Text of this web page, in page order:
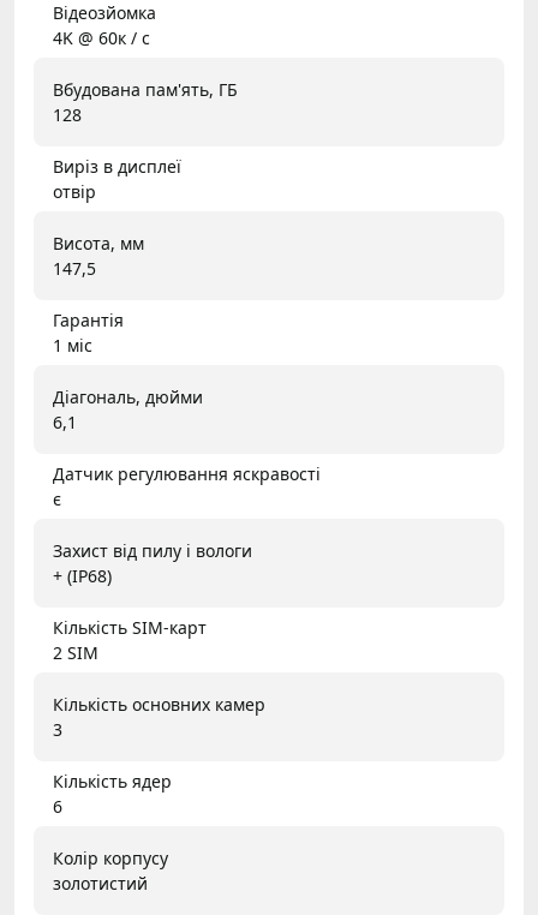
Відеозйомка
4K @ 60к / с
Вбудована пам'ять, ГБ
128
Виріз в дисплеї
отвір
Висота, мм
147,5
Гарантія
1 міс
Діагональ, дюйми
6,1
Датчик регулювання яскравості
є
Захист від пилу і вологи
+ (IP68)
Кількість SIM-карт
2 SIM
Кількість основних камер
3
Кількість ядер
6
Колір корпусу
золотистий